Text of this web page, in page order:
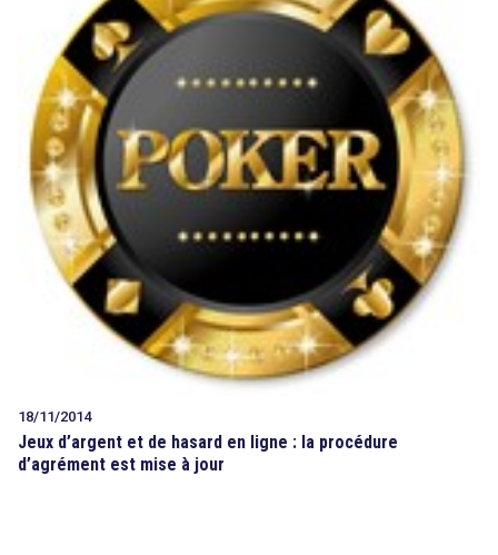
18/11/2014
Jeux d’argent et de hasard en ligne : la procédure
d’agrément est mise à jour